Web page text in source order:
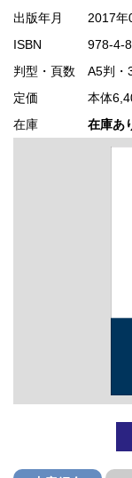
出版年月
2017年
ISBN
978-4-
判型・頁数 A5判・
定価
本体
在庫
在庫あ